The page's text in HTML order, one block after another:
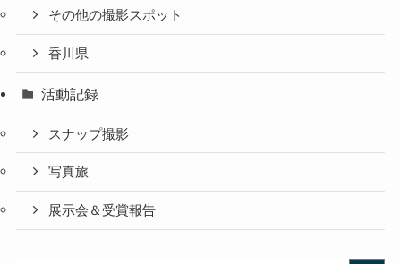
その他の撮影スポット
香川県
活動記録
スナップ撮影
写真旅
展示会＆受賞報告